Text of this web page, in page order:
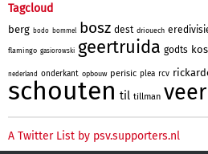
Tagcloud
berg bodo bommel bosz dest driouech
flamingo gasiorowski geertruida godts
nederland onderkant opbouw perisic plea rcv
schouten til tillman
A Twitter List by psv.supporters.nl